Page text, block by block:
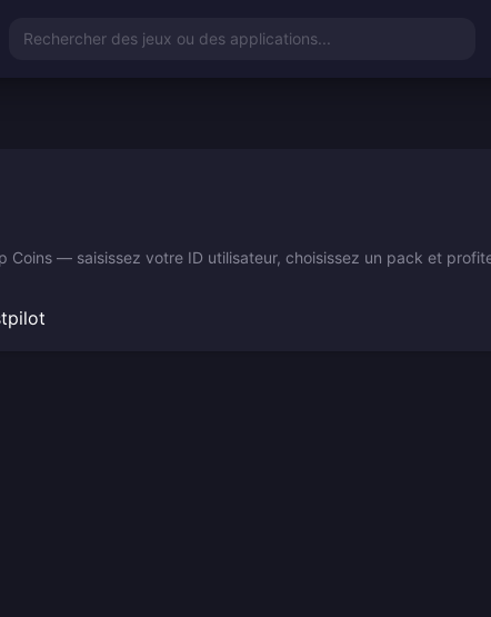
Rechercher des jeux ou des applications...
Coins — saisissez votre ID utilisateur, choisissez un pack et